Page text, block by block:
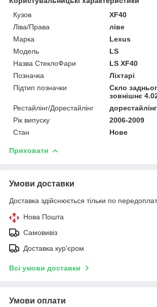
Кузов
XF40
Ліва/Права
ліве
Марка
Lexus
Мoдель
LS
Назва СтеклоФари
LS XF40
Позначка
Ліхтарі
Підтип позначки
Скло
зовнішнє
Рестайлінг/Дорестайлінг
дорестайлінг
Рік випуску
2006-2009
Стан
Нове
Приховати
Умови доставки
Доставка здійснюється тільки по
Нова Пошта
Самовивіз
Доставка кур'єром
Всі умови доставки
Умови оплати